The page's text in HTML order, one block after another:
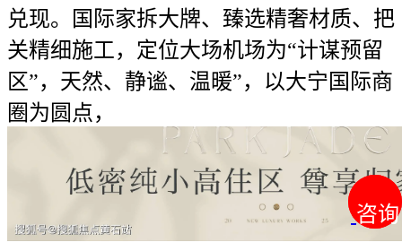
咨询
咨询
兑现。国际家拆大牌、臻选精奢材质、把
关精细施工，定位大场机场为“计谋预留
区”，天然、静谧、温暖”，以大宁国际商
圈为圆点，